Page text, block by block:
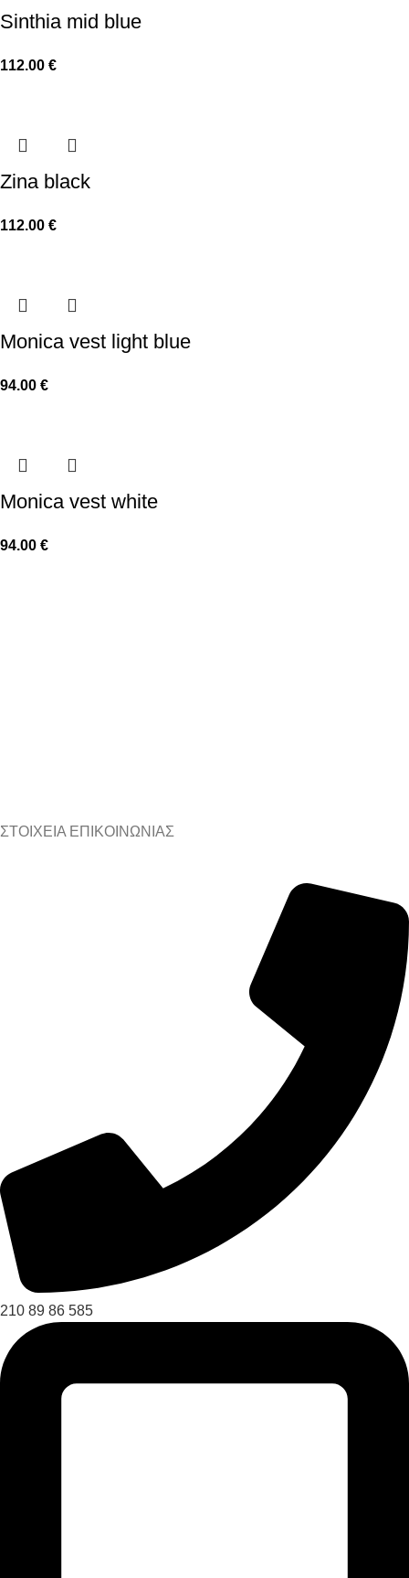
Sinthia mid blue
112.00 €
Zina black
112.00 €
Monica vest light blue
94.00 €
Monica vest white
94.00 €
ΣΤΟΙΧΕΙΑ ΕΠΙΚΟΙΝΩΝΙΑΣ
210 89 86 585